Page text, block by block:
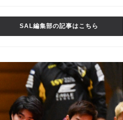
SAL編集部の記事はこちら